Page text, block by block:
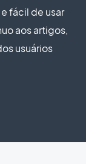
fácil de usar
aos artigos,
usuários